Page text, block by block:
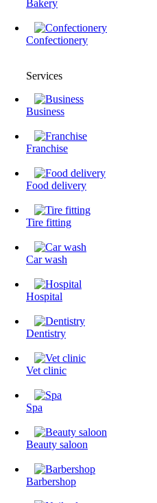
Bakery
Confectionery
Services
Business
Franchise
Food delivery
Tire fitting
Сar wash
Hospital
Dentistry
Vet clinic
Spa
Beauty saloon
Barbershop